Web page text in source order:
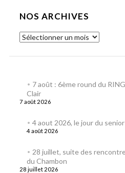
NOS ARCHIVES
7 août : 6ème round du
Clair
7 août 2026
4 aout 2026, le jour du
4 août 2026
28 juillet, suite des
du Chambon
28 juillet 2026